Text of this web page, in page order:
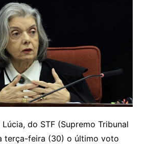
do STF (Supremo Tribunal
terça-feira (30) o último voto